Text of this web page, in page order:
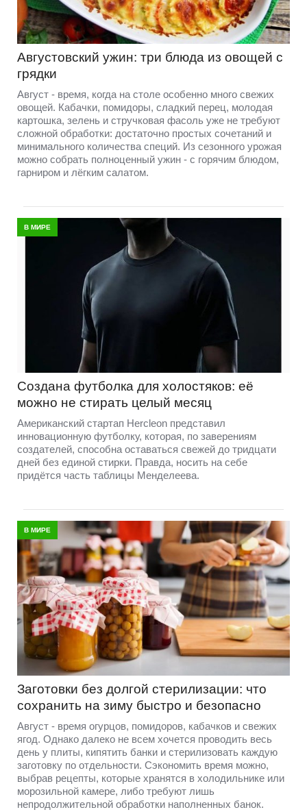
Августовский ужин: три блюда из овощей с
грядки
Август - время, когда на столе особенно много свежих
овощей. Кабачки, помидоры, сладкий перец, молодая
картошка, зелень и стручковая фасоль уже не требуют
сложной обработки: достаточно простых сочетаний и
минимального количества специй. Из сезонного урожая
можно собрать полноценный ужин - с горячим блюдом,
гарниром и лёгким салатом.
В МИРЕ
Создана футболка для холостяков: её
можно не стирать целый месяц
Американский стартап Hercleon представил
инновационную футболку, которая, по заверениям
создателей, способна оставаться свежей до тридцати
дней без единой стирки. Правда, носить на себе
придётся часть таблицы Менделеева.
В МИРЕ
Заготовки без долгой стерилизации: что
сохранить на зиму быстро и безопасно
Август - время огурцов, помидоров, кабачков и свежих
ягод. Однако далеко не всем хочется проводить весь
день у плиты, кипятить банки и стерилизовать каждую
заготовку по отдельности. Сэкономить время можно,
выбрав рецепты, которые хранятся в холодильнике или
морозильной камере, либо требуют лишь
непродолжительной обработки наполненных банок.